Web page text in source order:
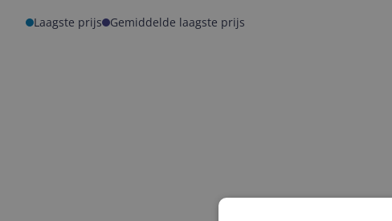
Laagste prijs Gemiddelde laagste prijs